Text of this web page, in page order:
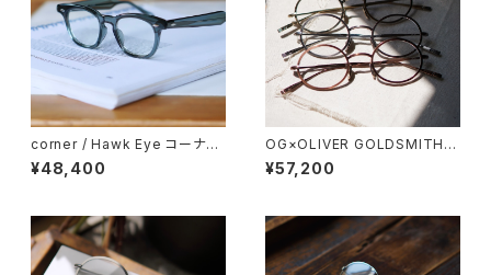
corner / Hawk Eye コーナー
ホークアイ <orner
¥48,400
OG×OLIVER GOLDSMITH /
オージーバイオリバーゴールド
スミス OLIVER Ⅰ -T 2026ss
¥57,200